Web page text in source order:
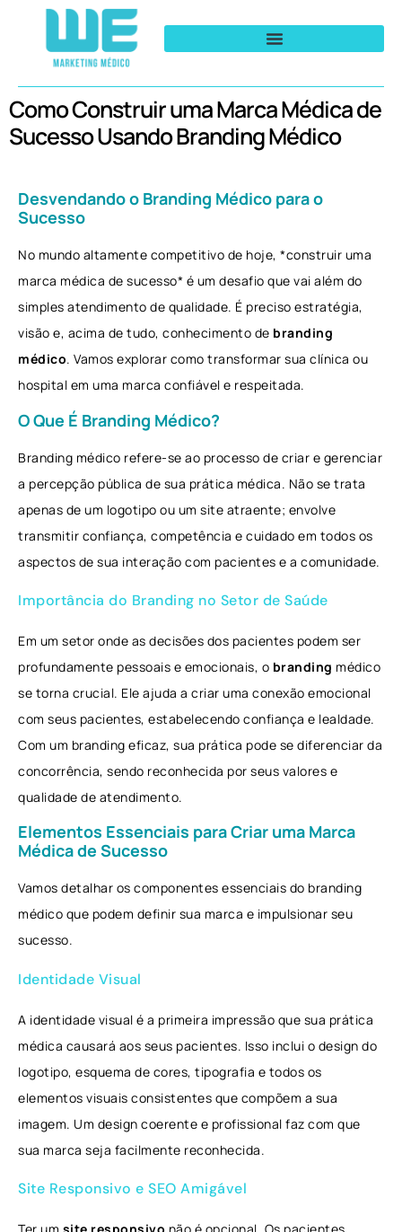
Como Construir uma Marca Médica de
Sucesso Usando Branding Médico
Desvendando o Branding Médico para o
Sucesso
No mundo altamente competitivo de hoje, *construir uma
marca médica de sucesso* é um desafio que vai além do
simples atendimento de qualidade. É preciso estratégia,
visão e, acima de tudo, conhecimento de branding
médico. Vamos explorar como transformar sua clínica ou
hospital em uma marca confiável e respeitada.
O Que É Branding Médico?
Branding médico refere-se ao processo de criar e gerenciar
a percepção pública de sua prática médica. Não se trata
apenas de um logotipo ou um site atraente; envolve
transmitir confiança, competência e cuidado em todos os
aspectos de sua interação com pacientes e a comunidade.
Importância do Branding no Setor de Saúde
Em um setor onde as decisões dos pacientes podem ser
profundamente pessoais e emocionais, o branding médico
se torna crucial. Ele ajuda a criar uma conexão emocional
com seus pacientes, estabelecendo confiança e lealdade.
Com um branding eficaz, sua prática pode se diferenciar da
concorrência, sendo reconhecida por seus valores e
qualidade de atendimento.
Elementos Essenciais para Criar uma Marca
Médica de Sucesso
Vamos detalhar os componentes essenciais do branding
médico que podem definir sua marca e impulsionar seu
sucesso.
Identidade Visual
A identidade visual é a primeira impressão que sua prática
médica causará aos seus pacientes. Isso inclui o design do
logotipo, esquema de cores, tipografia e todos os
elementos visuais consistentes que compõem a sua
imagem. Um design coerente e profissional faz com que
sua marca seja facilmente reconhecida.
Site Responsivo e SEO Amigável